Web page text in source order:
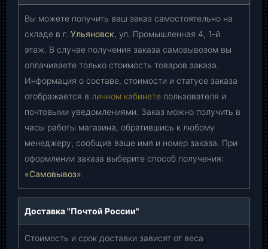
Вы можете получить ваш заказ самостоятельно на
складе в г. Ульяновск, ул. Промышленная 4, 1-й
этаж. В случае получения заказа самовывозом вы
оплачиваете только стоимость товаров заказа.
Информация о составе, стоимости и статусе заказа
отображается в личном кабинете пользователя и
почтовыми уведомлениями. Заказ можно получить в
часы работы магазина, обратившись к любому
менеджеру, сообщив ваше имя и номер заказа. При
оформлении заказа выберите способ получения:
«Самовывоз».
Доставка "Почтой России"
Стоимость и срок доставки зависят от веса